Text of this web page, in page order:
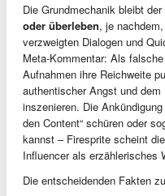
Die Grundmechanik bleibt
oder überleben, je
verzweigten Dialogen und
Meta-Kommentar: Als
Aufnahmen ihre Reichweite
authentischer Angst und
inszenieren. Die
den Content“ schüren oder
kannst – Firesprite scheint
Influencer als erzählerisches
Die entscheidenden Fakten